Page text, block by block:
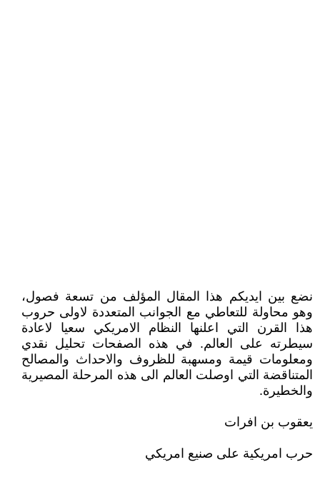
نضع بين ايديكم هذا المقال المؤلف من تسعة فصول،
وهو محاولة للتعاطي مع الجوانب المتعددة لاولى حروب
هذا القرن التي اعلنها النظام الامريكي سعيا لاعادة
سيطرته على العالم. في هذه الصفحات تحليل نقدي
ومعلومات قيمة ومسهبة للظروف والاحداث والمصالح
المتناقضة التي اوصلت العالم الى هذه المرحلة المصيرية
والخطيرة.
يعقوب بن افرات
حرب امريكية على صنيع امريكي